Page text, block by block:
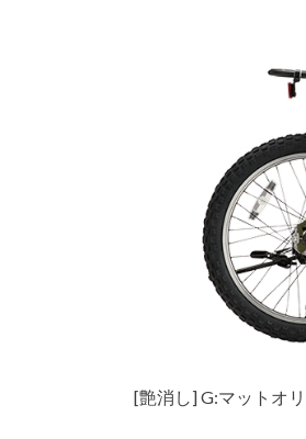
[艶消し] G:マットオリ